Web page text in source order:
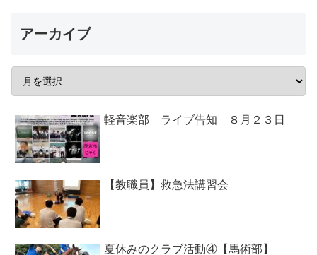
アーカイブ
軽音楽部 ライブ告知 ８月２３日
【教職員】救急法講習会
夏休みのクラブ活動④【馬術部】